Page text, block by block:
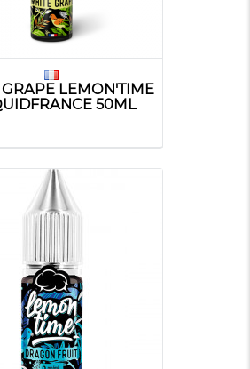
LEMON'TIME
50ML